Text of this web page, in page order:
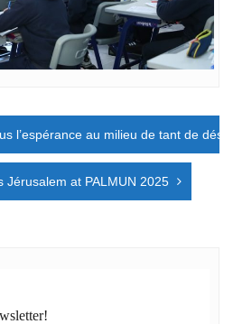
l’espérance au milieu de tant de
Jérusalem at PALMUN 2025